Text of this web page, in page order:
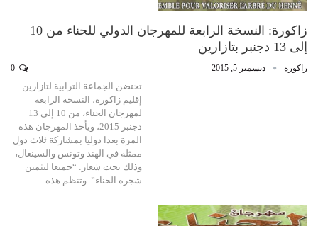
زاكورة: النسخة الرابعة للمهرجان الدولي للحناء من 10
إلى 13 دجنبر بتازارين
زاكورة ديسمبر 5, 2015
تحتضن الجماعة الترابية لتازارين
إقليم زاكورة، النسخة الرابعة
لمهرجان الحناء، من 10 إلى 13
دجنبر 2015، ويأخذ المهرجان هذه
المرة بعدا دوليا بمشاركة ثلاث دول
ممثلة في الهند وتونس والسينغال،
وذلك تحت شعار: “جميعا لتثمين
شجرة الحناء”. وتنظم هذه…